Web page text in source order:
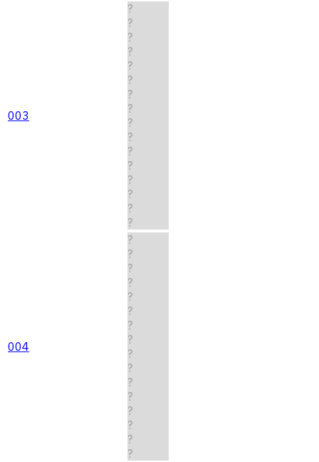
003
?
?
?
?
?
?
?
?
?
?
?
?
?
?
?
?
004
?
?
?
?
?
?
?
?
?
?
?
?
?
?
?
?